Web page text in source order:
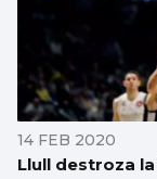
14 FEB 2020
Llull destroza